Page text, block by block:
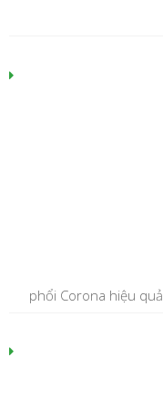
phổi Corona hiệu quả